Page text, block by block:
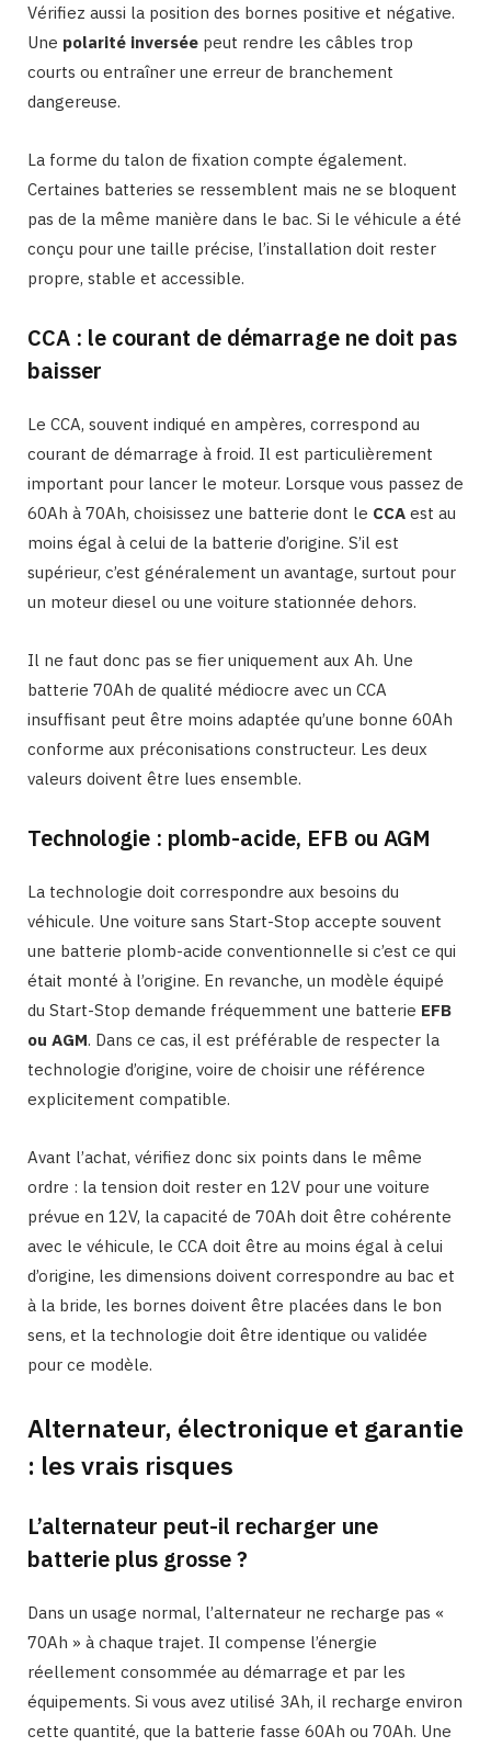
Vérifiez aussi la position des bornes positive et négative.
Une polarité inversée peut rendre les câbles trop
courts ou entraîner une erreur de branchement
dangereuse.
La forme du talon de fixation compte également.
Certaines batteries se ressemblent mais ne se bloquent
pas de la même manière dans le bac. Si le véhicule a été
conçu pour une taille précise, l’installation doit rester
propre, stable et accessible.
CCA : le courant de démarrage ne doit pas
baisser
Le CCA, souvent indiqué en ampères, correspond au
courant de démarrage à froid. Il est particulièrement
important pour lancer le moteur. Lorsque vous passez de
60Ah à 70Ah, choisissez une batterie dont le CCA est au
moins égal à celui de la batterie d’origine. S’il est
supérieur, c’est généralement un avantage, surtout pour
un moteur diesel ou une voiture stationnée dehors.
Il ne faut donc pas se fier uniquement aux Ah. Une
batterie 70Ah de qualité médiocre avec un CCA
insuffisant peut être moins adaptée qu’une bonne 60Ah
conforme aux préconisations constructeur. Les deux
valeurs doivent être lues ensemble.
Technologie : plomb-acide, EFB ou AGM
La technologie doit correspondre aux besoins du
véhicule. Une voiture sans Start-Stop accepte souvent
une batterie plomb-acide conventionnelle si c’est ce qui
était monté à l’origine. En revanche, un modèle équipé
du Start-Stop demande fréquemment une batterie EFB
ou AGM. Dans ce cas, il est préférable de respecter la
technologie d’origine, voire de choisir une référence
explicitement compatible.
Avant l’achat, vérifiez donc six points dans le même
ordre : la tension doit rester en 12V pour une voiture
prévue en 12V, la capacité de 70Ah doit être cohérente
avec le véhicule, le CCA doit être au moins égal à celui
d’origine, les dimensions doivent correspondre au bac et
à la bride, les bornes doivent être placées dans le bon
sens, et la technologie doit être identique ou validée
pour ce modèle.
Alternateur, électronique et garantie
: les vrais risques
L’alternateur peut-il recharger une
batterie plus grosse ?
Dans un usage normal, l’alternateur ne recharge pas «
70Ah » à chaque trajet. Il compense l’énergie
réellement consommée au démarrage et par les
équipements. Si vous avez utilisé 3Ah, il recharge environ
cette quantité, que la batterie fasse 60Ah ou 70Ah. Une